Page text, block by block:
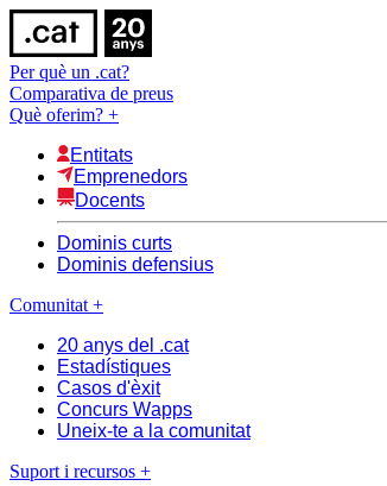
Per què un .cat?
Comparativa de preus
Què oferim? +
Entitats
Emprenedors
Docents
Dominis curts
Dominis defensius
Comunitat +
20 anys del .cat
Estadístiques
Casos d'èxit
Concurs Wapps
Uneix-te a la comunitat
Suport i recursos +